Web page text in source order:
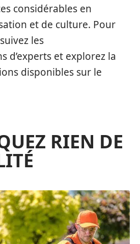
considérables en
et de culture. Pour
les
d’experts et explorez la
disponibles sur le
RIEN DE